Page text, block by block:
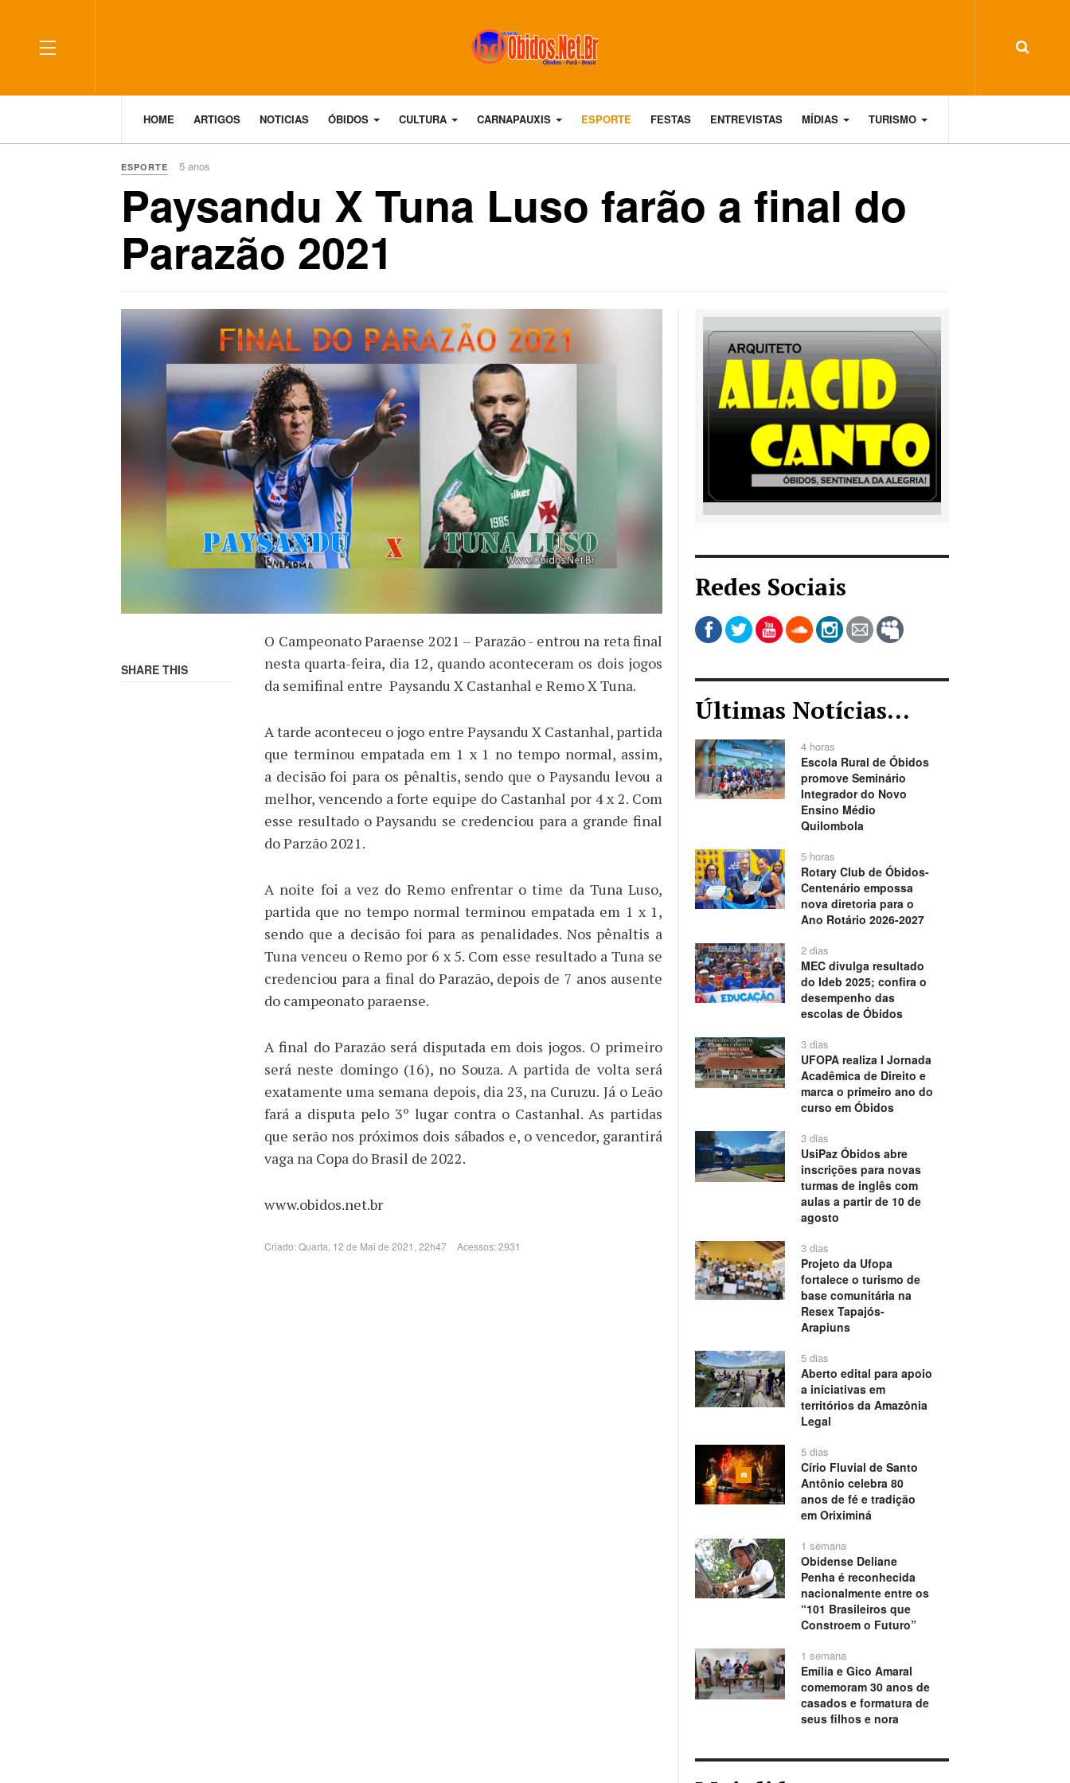
HOME ARTIGOS NOTICIAS ÓBIDOS CULTURA CARNAPAUXIS ESPORTE FESTAS ENTREVISTAS MÍDIAS TURISMO
ESPORTE 5 anos
Paysandu X Tuna Luso farão a final do
Parazão 2021
SHARE THIS
O Campeonato Paraense 2021 – Parazão - entrou na reta final
nesta quarta-feira, dia 12, quando aconteceram os dois jogos
da semifinal entre Paysandu X Castanhal e Remo X Tuna.
A tarde aconteceu o jogo entre Paysandu X Castanhal, partida
que terminou empatada em 1 x 1 no tempo normal, assim,
a decisão foi para os pênaltis, sendo que o Paysandu levou a
melhor, vencendo a forte equipe do Castanhal por 4 x 2. Com
esse resultado o Paysandu se credenciou para a grande final
do Parzão 2021.
A noite foi a vez do Remo enfrentar o time da Tuna Luso,
partida que no tempo normal terminou empatada em 1 x 1,
sendo que a decisão foi para as penalidades. Nos pênaltis a
Tuna venceu o Remo por 6 x 5. Com esse resultado a Tuna se
credenciou para a final do Parazão, depois de 7 anos ausente
do campeonato paraense.
A final do Parazão será disputada em dois jogos. O primeiro
será neste domingo (16), no Souza. A partida de volta será
exatamente uma semana depois, dia 23, na Curuzu. Já o Leão
fará a disputa pelo 3º lugar contra o Castanhal. As partidas
que serão nos próximos dois sábados e, o vencedor, garantirá
vaga na Copa do Brasil de 2022.
www.obidos.net.br
Criado: Quarta, 12 de Mai de 2021, 22h47 Acessos: 2931
Redes Sociais
Últimas Notícias...
4 horas
Escola Rural de Óbidos
promove Seminário
Integrador do Novo
Ensino Médio
Quilombola
5 horas
Rotary Club de Óbidos-
Centenário empossa
nova diretoria para o
Ano Rotário 2026-2027
2 dias
MEC divulga resultado
do Ideb 2025; confira o
desempenho das
escolas de Óbidos
3 dias
UFOPA realiza I Jornada
Acadêmica de Direito e
marca o primeiro ano do
curso em Óbidos
3 dias
UsiPaz Óbidos abre
inscrições para novas
turmas de inglês com
aulas a partir de 10 de
agosto
3 dias
Projeto da Ufopa
fortalece o turismo de
base comunitária na
Resex Tapajós-
Arapiuns
5 dias
Aberto edital para apoio
a iniciativas em
territórios da Amazônia
Legal
5 dias
Círio Fluvial de Santo
Antônio celebra 80
anos de fé e tradição
em Oriximiná
1 semana
Obidense Deliane
Penha é reconhecida
nacionalmente entre os
“101 Brasileiros que
Constroem o Futuro”
1 semana
Emília e Gico Amaral
comemoram 30 anos de
casados e formatura de
seus filhos e nora